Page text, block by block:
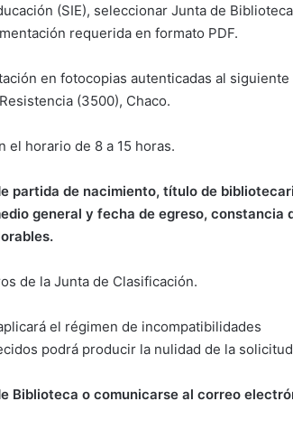
(SIE), seleccionar Junta de
requerida en formato PDF.
en fotocopias autenticadas al siguiente
(3500), Chaco.
el horario de 8 a 15 horas.
partida de nacimiento, título de
general y fecha de egreso, constancia
de la Junta de Clasificación.
el régimen de incompatibilidades
podrá producir la nulidad de la
Biblioteca o comunicarse al correo